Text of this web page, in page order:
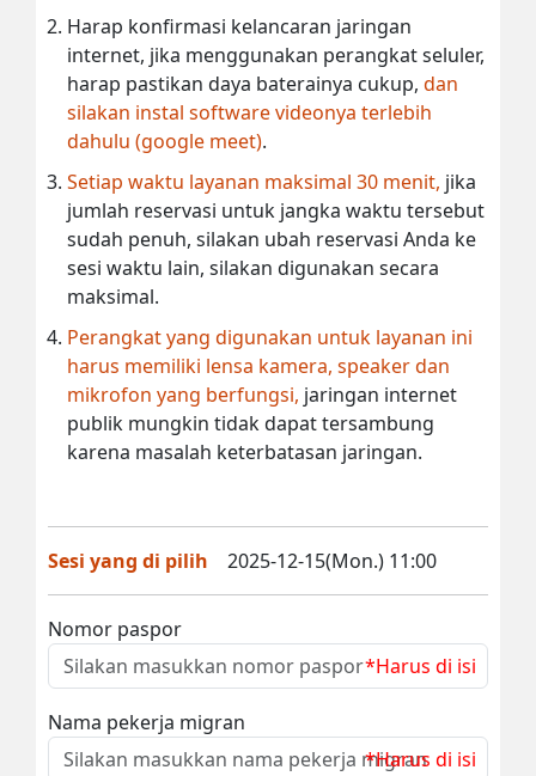
Harap konfirmasi kelancaran jaringan
internet, jika menggunakan perangkat seluler,
harap pastikan daya baterainya cukup, dan
silakan instal software videonya terlebih
dahulu (google meet).
Setiap waktu layanan maksimal 30 menit, jika
jumlah reservasi untuk jangka waktu tersebut
sudah penuh, silakan ubah reservasi Anda ke
sesi waktu lain, silakan digunakan secara
maksimal.
Perangkat yang digunakan untuk layanan ini
harus memiliki lensa kamera, speaker dan
mikrofon yang berfungsi, jaringan internet
publik mungkin tidak dapat tersambung
karena masalah keterbatasan jaringan.
Sesi yang di pilih 2025-12-15(Mon.) 11:00
Nomor paspor
*Harus di isi
Nama pekerja migran
*Harus di isi